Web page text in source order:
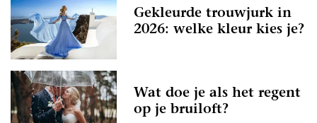
Gekleurde trouwjurk in
2026: welke kleur kies je?
Wat doe je als het regent
op je bruiloft?